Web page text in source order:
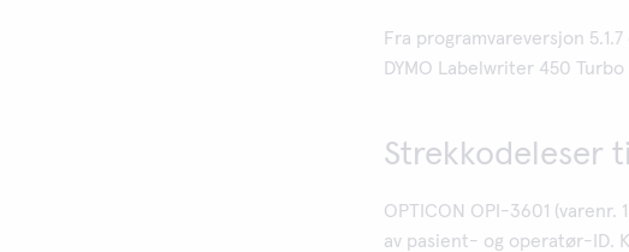
Fra programvareversjon
DYMO Labelwriter 450 Turbo
Strekkodeleser
OPTICON OPI-3601
av pasient- og operatør-ID.